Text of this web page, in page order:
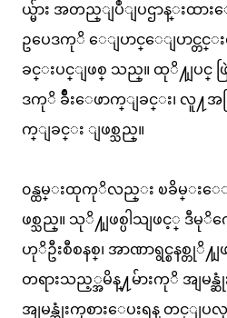
ယ္မ်ား အတည္ျပဳျပဌာန္းထား
ဥပေဒကုိ ေျပာင္ေျပာင္တ
ခင္းပင္ျဖစ္ သည္။ ထုိ႔ျပင္
ဒကုိ ခ်ဳိးေဖာက္ျခင္း၊ လူ႔အခ
က္ျခင္း ျဖစ္သည္။
၀န္ထမ္းထုကုိလည္း ၿခိမ္းေ
ဖစ္သည္။ သုိ႔ျဖစ္ပါသျဖင့္ ဒီ
ဟုိဦးစီစနစ္၊ အာဏာရွင္စနစ္တုိ႔
တရားသည့္အမိန္႔မ်ားကုိ အျမန္ဆုံးပ
အျမန္ဆုံးကုစားေပးရန္ တင္ျ